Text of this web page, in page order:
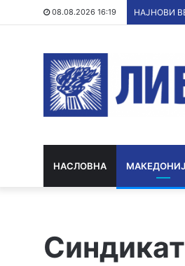
08.08.2026 16:19 НАЈНОВИ
НАСЛОВНА